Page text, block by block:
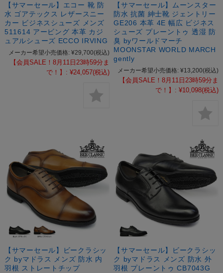
【サマーセール】エコー 靴 防
水 ゴアテックス レザースニー
カー ビジネスシューズ メンズ
511614 アービング 本革 カジ
ュアルシューズ ECCO IRVING
メーカー希望小売価格: ¥29,700(税込)
【会員SALE！8月11日23時59分ま
で！】: ¥24,057(税込)
【サマーセール】ムーンスター
防水 抗菌 紳士靴 ジェントリー
GE206 本革 4E 幅広 ビジネス
シューズ プレーントゥ 透湿 防
臭 byワールドマーチ
MOONSTAR WORLD MARCH
gently
メーカー希望小売価格: ¥13,200(税込)
【会員SALE！8月11日23時59分ま
で！】: ¥10,098(税込)
【サマーセール】ビークラシッ
ク byマドラス メンズ 防水 内
羽根 ストレートチップ
【サマーセール】ビークラシッ
ク byマドラス メンズ 防水 外
羽根 プレーントゥ CB7043G